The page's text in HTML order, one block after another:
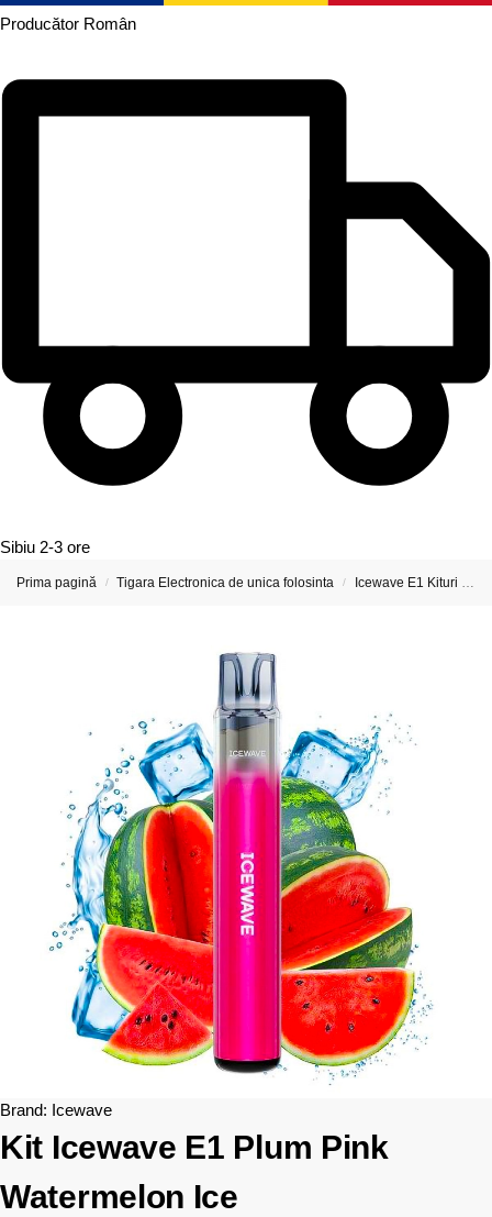
Producător Român
Sibiu 2-3 ore
Prima pagină / Tigara Electronica de unica folosinta / Icewave E1 Kituri si Capsule preumplute
Brand: Icewave
Kit Icewave E1 Plum Pink
Watermelon Ice